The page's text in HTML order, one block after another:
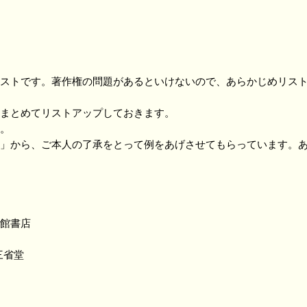
です。著作権の問題があるといけないので、あらかじめリス
めてリストアップしておきます。
ら、ご本人の了承をとって例をあげさせてもらっています。
書店
堂